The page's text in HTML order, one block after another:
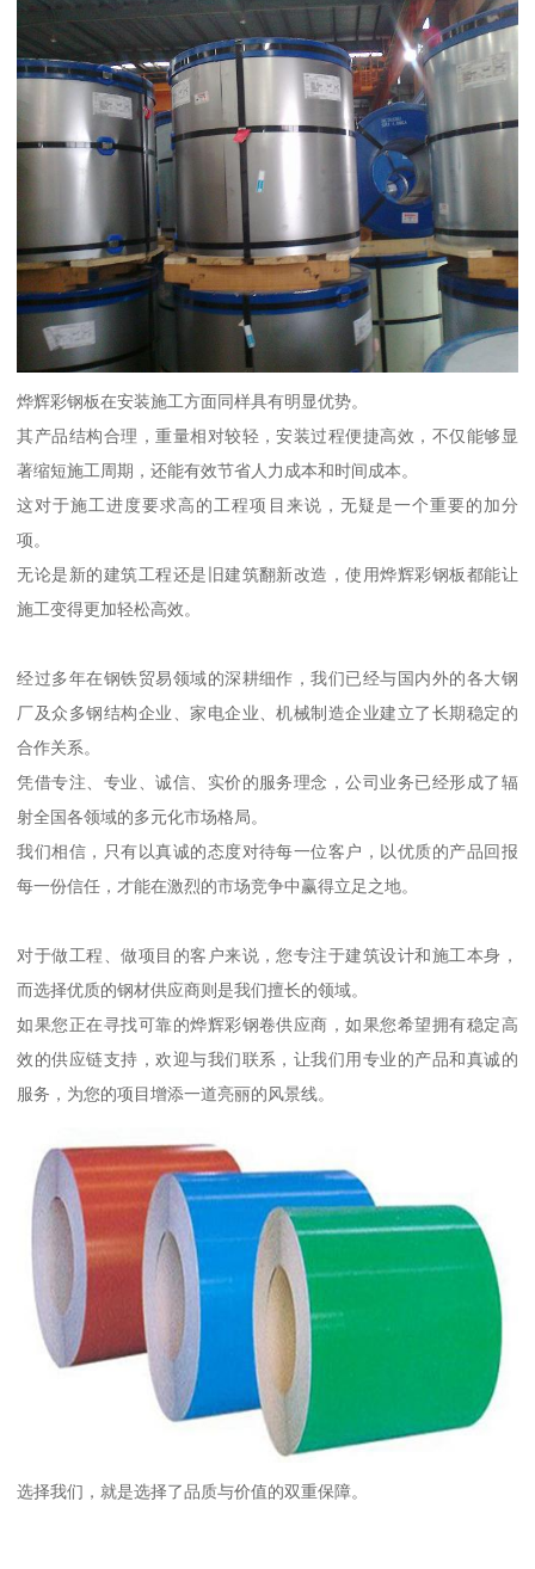
烨辉彩钢板在安装施工方面同样具有明显优势。
其产品结构合理，重量相对较轻，安装过程便捷高效，不仅能够显
著缩短施工周期，还能有效节省人力成本和时间成本。
这对于施工进度要求高的工程项目来说，无疑是一个重要的加分
项。
无论是新的建筑工程还是旧建筑翻新改造，使用烨辉彩钢板都能让
施工变得更加轻松高效。
经过多年在钢铁贸易领域的深耕细作，我们已经与国内外的各大钢
厂及众多钢结构企业、家电企业、机械制造企业建立了长期稳定的
合作关系。
凭借专注、专业、诚信、实价的服务理念，公司业务已经形成了辐
射全国各领域的多元化市场格局。
我们相信，只有以真诚的态度对待每一位客户，以优质的产品回报
每一份信任，才能在激烈的市场竞争中赢得立足之地。
对于做工程、做项目的客户来说，您专注于建筑设计和施工本身，
而选择优质的钢材供应商则是我们擅长的领域。
如果您正在寻找可靠的烨辉彩钢卷供应商，如果您希望拥有稳定高
效的供应链支持，欢迎与我们联系，让我们用专业的产品和真诚的
服务，为您的项目增添一道亮丽的风景线。
选择我们，就是选择了品质与价值的双重保障。